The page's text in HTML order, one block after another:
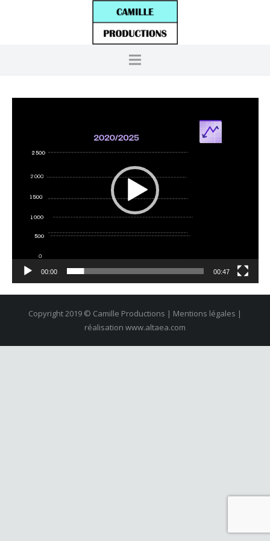
00:00 00:47
Copyright 2019 © Camille Productions | Mentions légales |
réalisation www.altaea.com